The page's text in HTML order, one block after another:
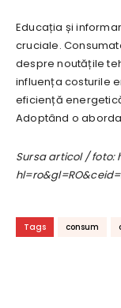
Educația și
cruciale.
despre noutățile
influența costurile
eficiență
Adoptând o
Sursa articol /
Tags consum